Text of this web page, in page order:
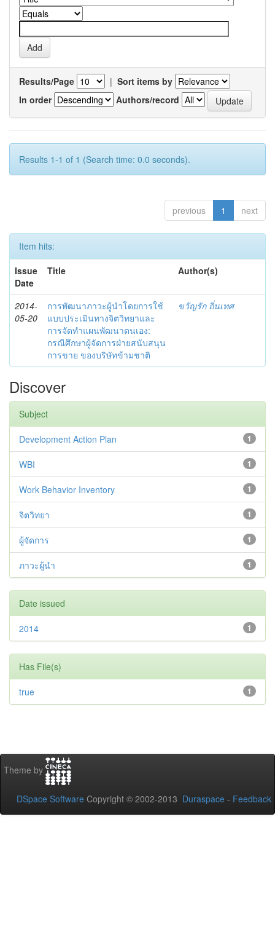
Results/Page | Sort items by
In order
Authors/record
Results 1-1 of 1 (Search time: 0.0 seconds).
previous 1 next
Item hits:
Issue
Date
Title Author(s)
2014-
05-20
การพัฒนาภาวะผู้นำโดยการใช้
แบบประเมินทางจิตวิทยาและ
การจัดทำแผนพัฒนาตนเอง:
กรณีศึกษาผู้จัดการฝ่ายสนับสนุน
การขาย ของบริษัทข้ามชาติ
ขวัญรัก ถิ่นเทศ
Discover
Subject
1
Development Action Plan
1
WBI
1
Work Behavior Inventory
1
จิตวิทยา
1
ผู้จัดการ
1
ภาวะผู้นำ
Date issued
1
2014
Has File(s)
1
true
Theme by
DSpace Software Copyright © 2002-2013 Duraspace - Feedback